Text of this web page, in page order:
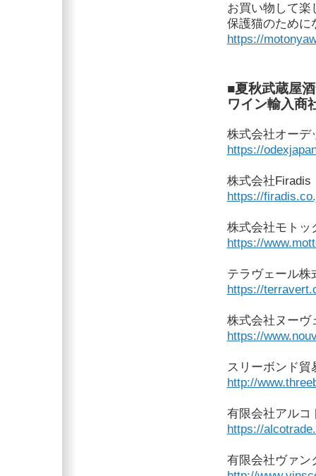
お買い物して楽
保護猫のために
https://
■夏秋武蔵屋
ワイン輸入
株式会社オーデ
https://
株式会社Firadis
https://
株式会社モトッ
https://
テラヴェール株
https://
株式会社ヌーヴ
https://
スリーボンド貿
http://
有限会社アルコ
https://
有限会社ヴァン